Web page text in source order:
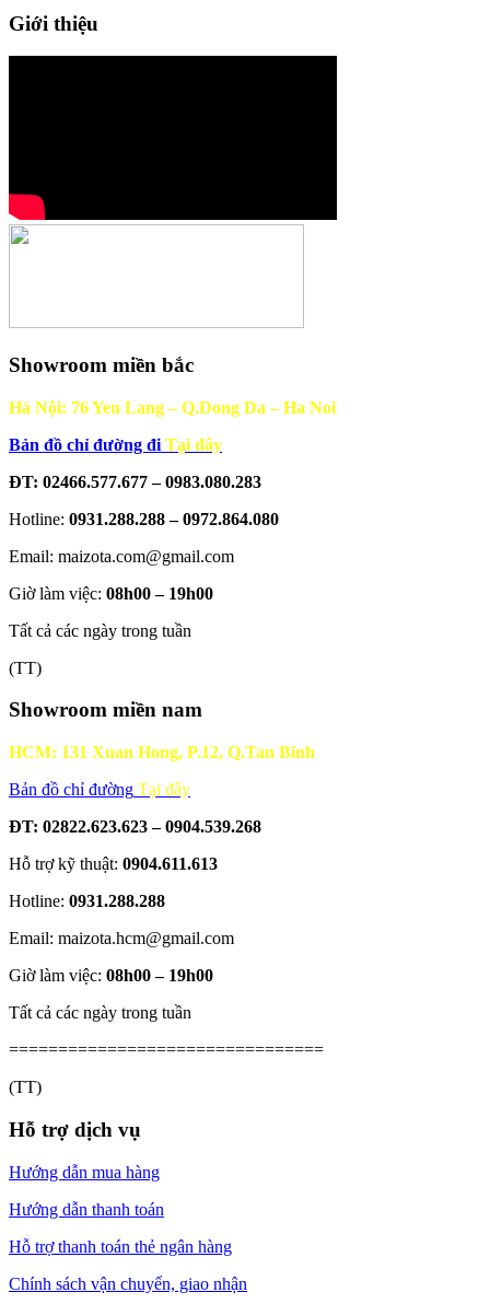
Giới thiệu
Showroom miền bắc
Hà Nội: 76 Yen Lang – Q.Dong Da – Ha Noi
Bản đồ chỉ đường đi Tại đây
ĐT: 02466.577.677 – 0983.080.283
Hotline: 0931.288.288 – 0972.864.080
Email: maizota.com@gmail.com
Giờ làm việc: 08h00 – 19h00
Tất cả các ngày trong tuần
(TT)
Showroom miền nam
HCM: 131 Xuan Hong, P.12, Q.Tan Binh
Bản đồ chỉ đường Tại đây
ĐT: 02822.623.623 – 0904.539.268
Hỗ trợ kỹ thuật: 0904.611.613
Hotline: 0931.288.288
Email: maizota.hcm@gmail.com
Giờ làm việc: 08h00 – 19h00
Tất cả các ngày trong tuần
================================
(TT)
Hỗ trợ dịch vụ
Hướng dẫn mua hàng
Hướng dẫn thanh toán
Hỗ trợ thanh toán thẻ ngân hàng
Chính sách vận chuyển, giao nhận